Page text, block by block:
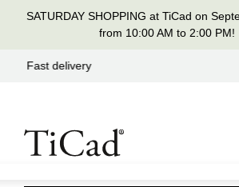
content
SATURDAY SHOPPING at TiCad on
from 10:00 AM to 2:00 PM!
Handmade in Germany for 37